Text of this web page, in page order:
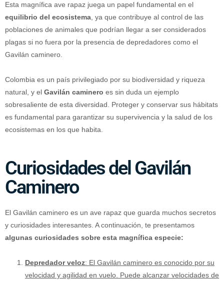
Esta magnífica ave rapaz juega un papel fundamental en el
equilibrio del ecosistema, ya que contribuye al control de las
poblaciones de animales que podrían llegar a ser considerados
plagas si no fuera por la presencia de depredadores como el
Gavilán caminero.
Colombia es un país privilegiado por su biodiversidad y riqueza
natural, y el Gavilán caminero es sin duda un ejemplo
sobresaliente de esta diversidad. Proteger y conservar sus hábitats
es fundamental para garantizar su supervivencia y la salud de los
ecosistemas en los que habita.
Curiosidades del Gavilán
Caminero
El Gavilán caminero es un ave rapaz que guarda muchos secretos
y curiosidades interesantes. A continuación, te presentamos
algunas curiosidades sobre esta magnífica especie:
Depredador veloz: El Gavilán caminero es conocido por su
velocidad y agilidad en vuelo. Puede alcanzar velocidades de